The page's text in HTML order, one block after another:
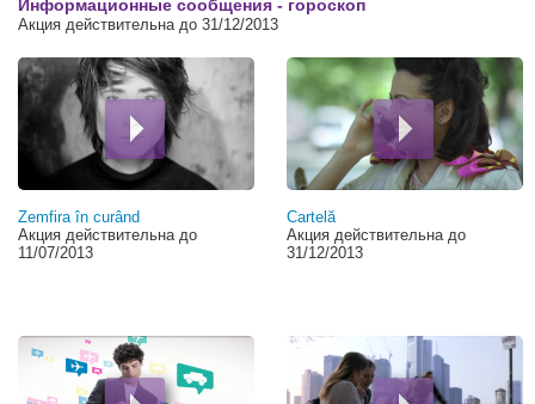
Информационные сообщения - гороскоп
Акция действительна до 31/12/2013
Zemfira în curând
Акция действительна до
11/07/2013
Cartelă
Акция действительна до
31/12/2013
Страницы